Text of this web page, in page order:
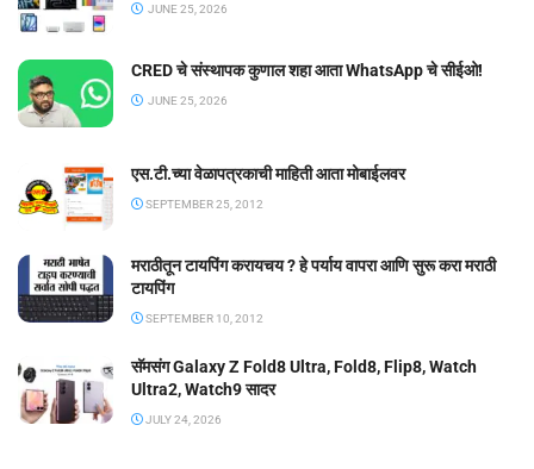
JUNE 25, 2026
CRED चे संस्थापक कुणाल शहा आता WhatsApp चे सीईओ!
JUNE 25, 2026
एस.टी.च्या वेळापत्रकाची माहिती आता मोबाईलवर
SEPTEMBER 25, 2012
मराठीतून टायपिंग करायचय ? हे पर्याय वापरा आणि सुरू करा मराठी
टायपिंग
SEPTEMBER 10, 2012
सॅमसंग Galaxy Z Fold8 Ultra, Fold8, Flip8, Watch
Ultra2, Watch9 सादर
JULY 24, 2026